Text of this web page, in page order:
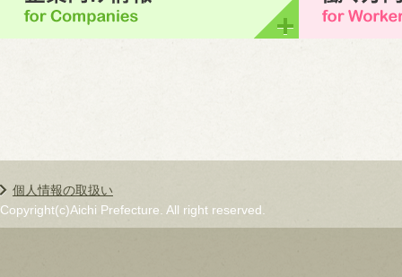
個人情報の取扱い
Copyright(c)Aichi Prefecture. All right reserved.